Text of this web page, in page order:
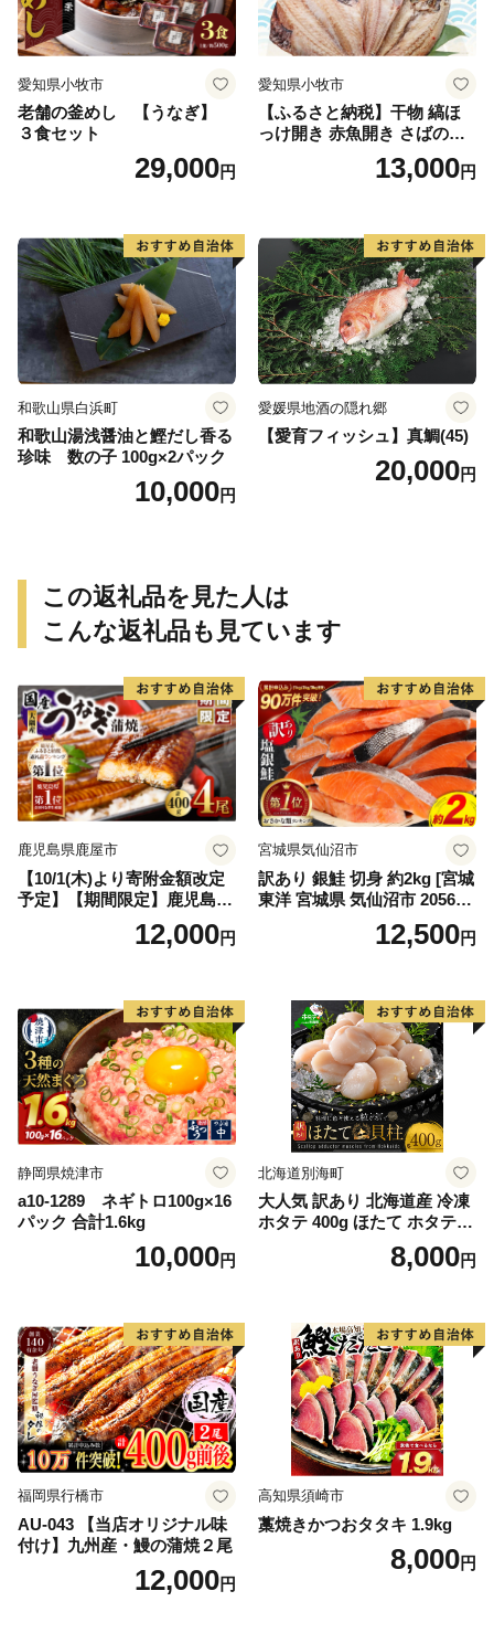
愛知県小牧市
老舗の釜めし 【うなぎ】
３食セット
29,000円
愛知県小牧市
【ふるさと納税】干物 縞ほ
っけ開き 赤魚開き さばの開
き 魚醤干し 3種 セット 詰め
合わせ 魚 おかず 肉厚 おいし
取り寄せグルメ 魚醤 ナンプ
ラー 愛知県 小牧市 冷凍 送料
無料
13,000円
和歌山県白浜町
和歌山湯浅醤油と鰹だし香る
珍味 数の子 100g×2パック
10,000円
愛媛県地酒の隠れ郷
【愛育フィッシュ】真鯛(45)
20,000円
この返礼品を見た人は
こんな返礼品も見ています
鹿児島県鹿屋市
【10/1(木)より寄附金額改定
予定】【期間限定】鹿児島県
大隅産うなぎ蒲焼4尾（400
g） KN007-02312,000円
宮城県気仙沼市
訳あり 銀鮭 切身 約2kg [宮城
東洋 宮城県 気仙沼市 205649
91] 鮭 魚介類 海鮮 訳アリ 規
格外 不揃い さけ サケ 鮭切身
切り身 魚 わけあり
12,500円
静岡県焼津市
a10-1289 ネギトロ100g×16
パック 合計1.6kg
10,000円
北海道別海町
大人気 訳あり 北海道産 冷凍
ホタテ 400g ほたて ホタテ
8,000円
福岡県行橋市
AU-043 【当店オリジナル味
付け】九州産・鰻の蒲焼２尾
12,000円
高知県須崎市
藁焼きかつおタタキ 1.9kg
8,000円